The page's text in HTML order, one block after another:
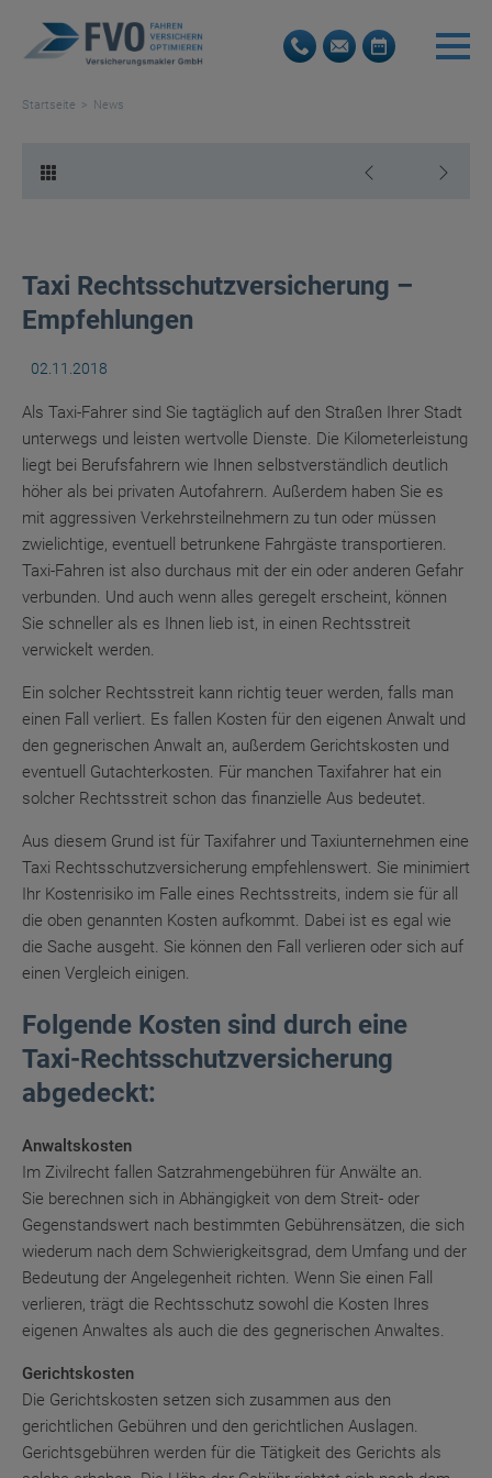
Startseite News
Taxi Rechtsschutzversicherung –
Empfehlungen
02.11.2018
Als Taxi-Fahrer sind Sie tagtäglich auf den Straßen Ihrer Stadt
unterwegs und leisten wertvolle Dienste. Die Kilometerleistung
liegt bei Berufsfahrern wie Ihnen selbstverständlich deutlich
höher als bei privaten Autofahrern. Außerdem haben Sie es
mit aggressiven Verkehrsteilnehmern zu tun oder müssen
zwielichtige, eventuell betrunkene Fahrgäste transportieren.
Taxi-Fahren ist also durchaus mit der ein oder anderen Gefahr
verbunden. Und auch wenn alles geregelt erscheint, können
Sie schneller als es Ihnen lieb ist, in einen Rechtsstreit
verwickelt werden.
Ein solcher Rechtsstreit kann richtig teuer werden, falls man
einen Fall verliert. Es fallen Kosten für den eigenen Anwalt und
den gegnerischen Anwalt an, außerdem Gerichtskosten und
eventuell Gutachterkosten. Für manchen Taxifahrer hat ein
solcher Rechtsstreit schon das finanzielle Aus bedeutet.
Aus diesem Grund ist für Taxifahrer und Taxiunternehmen eine
Taxi Rechtsschutzversicherung empfehlenswert. Sie minimiert
Ihr Kostenrisiko im Falle eines Rechtsstreits, indem sie für all
die oben genannten Kosten aufkommt. Dabei ist es egal wie
die Sache ausgeht. Sie können den Fall verlieren oder sich auf
einen Vergleich einigen.
Folgende Kosten sind durch eine
Taxi-Rechtsschutzversicherung
abgedeckt:
Anwaltskosten
Im Zivilrecht fallen Satzrahmengebühren für Anwälte an.
Sie berechnen sich in Abhängigkeit von dem Streit- oder
Gegenstandswert nach bestimmten Gebührensätzen, die sich
wiederum nach dem Schwierigkeitsgrad, dem Umfang und der
Bedeutung der Angelegenheit richten. Wenn Sie einen Fall
verlieren, trägt die Rechtsschutz sowohl die Kosten Ihres
eigenen Anwaltes als auch die des gegnerischen Anwaltes.
Gerichtskosten
Die Gerichtskosten setzen sich zusammen aus den
gerichtlichen Gebühren und den gerichtlichen Auslagen.
Gerichtsgebühren werden für die Tätigkeit des Gerichts als